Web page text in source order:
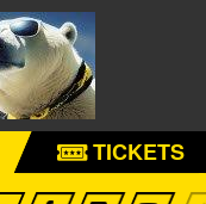
TICKETS